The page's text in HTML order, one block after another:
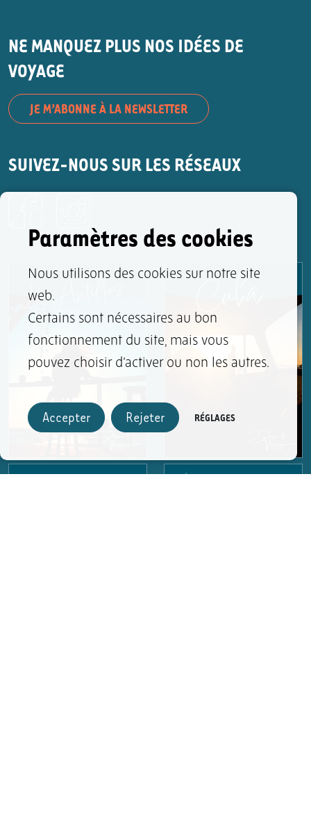
Paramètres des cookies
Nous utilisons des cookies sur notre site
web.
Certains sont nécessaires au bon
fonctionnement du site, mais vous
pouvez choisir d’activer ou non les autres.
Accepter Rejeter RÉGLAGES
NE MANQUEZ PLUS NOS IDÉES DE
VOYAGE
JE M’ABONNE À LA NEWSLETTER
SUIVEZ-NOUS SUR LES RÉSEAUX